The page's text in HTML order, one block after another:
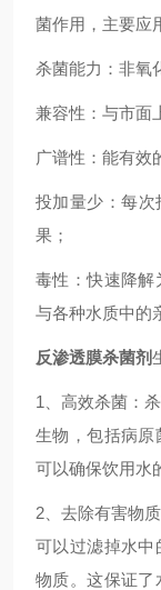
菌作用，主要应
杀菌能力：非氧
兼容性：与市面
广谱性：能有效
投加量少：每次
果；
毒性：快速降解
与各种水质中的
反渗透膜杀菌剂
1、高效杀菌：
生物，包括病原
可以确保饮用水
2、去除有害物
可以过滤掉水中
物质。这保证了